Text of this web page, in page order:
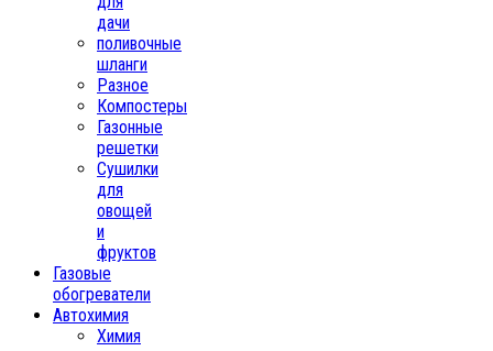
дачи
поливочные
шланги
Разное
Компостеры
Газонные
решетки
Сушилки
для
овощей
и
фруктов
Газовые
обогреватели
Автохимия
Химия